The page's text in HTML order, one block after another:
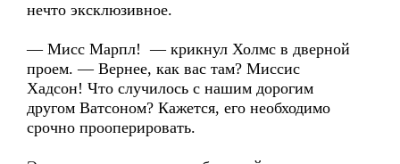
нечто эксклюзивное.
— Мисс Марпл! — крикнул Холмс в дверной
проем. — Вернее, как вас там? Миссис
Хадсон! Что случилось с нашим дорогим
другом Ватсоном? Кажется, его необходимо
срочно прооперировать.